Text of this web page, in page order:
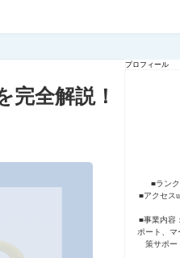
完全解説！
プロフィール
■ラン
■アクセス
■事業内容
ポート、
策サポー